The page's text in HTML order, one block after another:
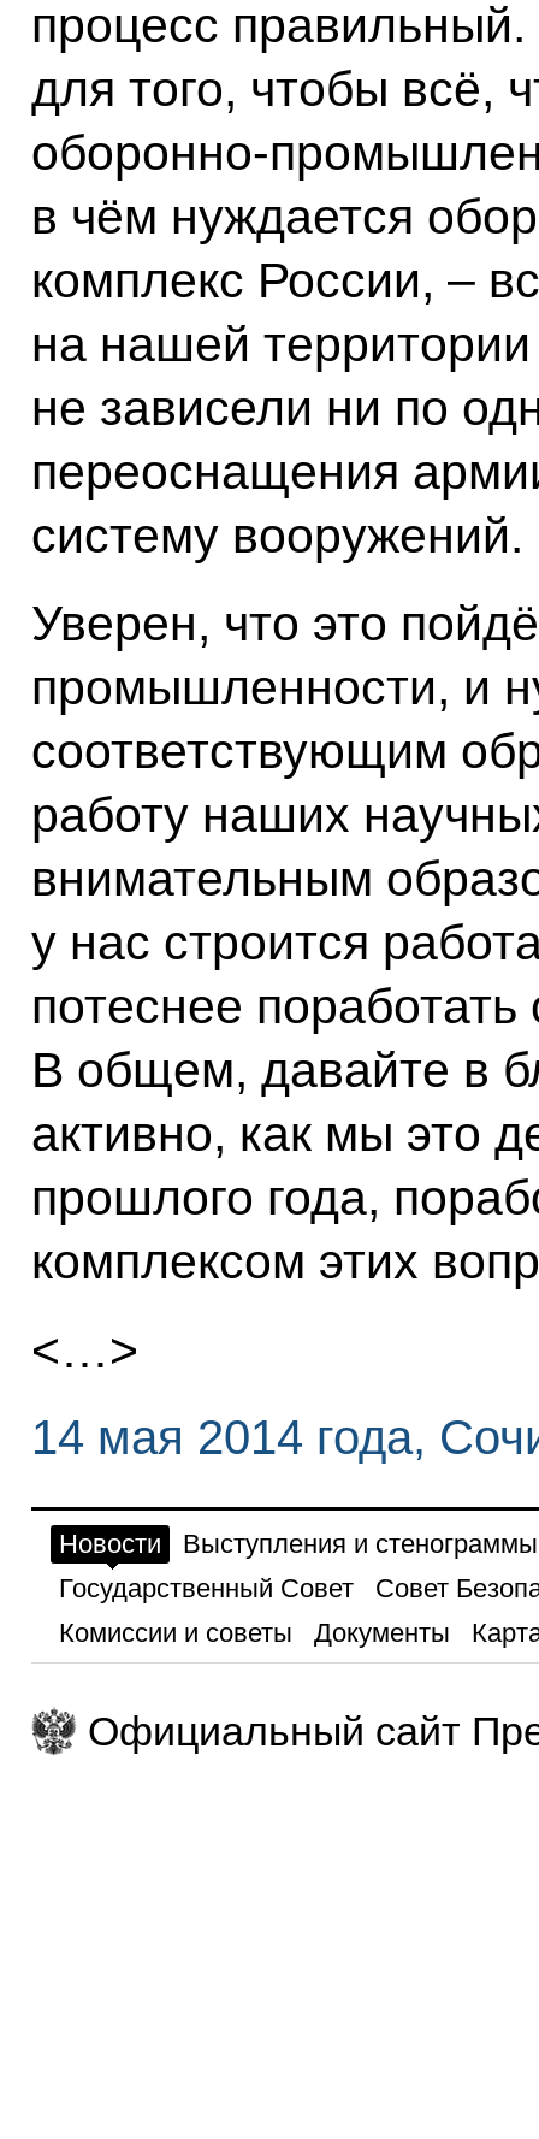
процесс
для того, чтобы всё,
оборонно-
в чём нуждается
комплекс России, –
на нашей
не зависели ни по
переоснащения
систему вооружений.
Уверен, что это
промышленности, и
соответствующим
работу наших
внимательным
у нас строится
потеснее
В общем, давайте в
активно, как мы это
прошлого года,
комплексом этих
<…>
14 мая 2014 года,
Новости
Выступления и стенограммы
Государственный Совет
Совет
Комиссии и советы
Документы
Официальный сайт